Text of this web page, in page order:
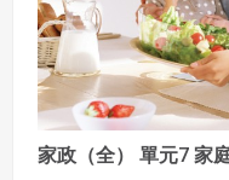
家政（全） 單元7 家